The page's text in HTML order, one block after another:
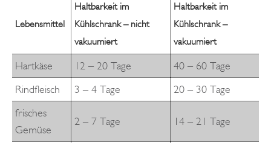
Lebensmittel
Haltbarkeit im
Kühlschrank – nicht
vakuumiert
Haltbarkeit im
Kühlschrank –
vakuumiert
Hartkäse 12 – 20 Tage
40 – 60 Tage
Rindfleisch
3 – 4 Tage
20 – 30 Tage
frisches
Gemüse
2 – 7 Tage 14 – 21 Tage